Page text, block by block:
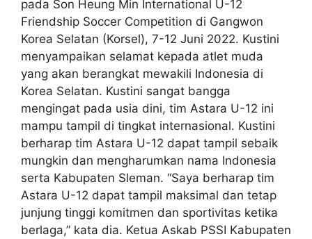
pada Son Heung Min International U-12
Friendship Soccer Competition di Gangwon
Korea Selatan (Korsel), 7-12 Juni 2022. Kustini
menyampaikan selamat kepada atlet muda
yang akan berangkat mewakili Indonesia di
Korea Selatan. Kustini sangat bangga
mengingat pada usia dini, tim Astara U-12 ini
mampu tampil di tingkat internasional. Kustini
berharap tim Astara U-12 dapat tampil sebaik
mungkin dan mengharumkan nama Indonesia
serta Kabupaten Sleman. “Saya berharap tim
Astara U-12 dapat tampil maksimal dan tetap
junjung tinggi komitmen dan sportivitas ketika
berlaga,” kata dia. Ketua Askab PSSI Kabupaten